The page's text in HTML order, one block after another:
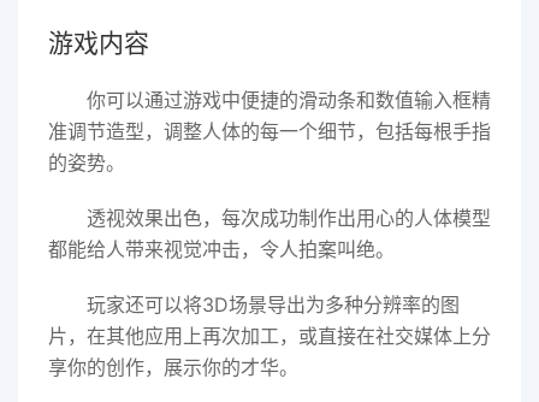
游戏内容
你可以通过游戏中便捷的滑动条和数值输入框精
准调节造型，调整人体的每一个细节，包括每根手指
的姿势。
透视效果出色，每次成功制作出用心的人体模型
都能给人带来视觉冲击，令人拍案叫绝。
玩家还可以将3D场景导出为多种分辨率的图
片，在其他应用上再次加工，或直接在社交媒体上分
享你的创作，展示你的才华。